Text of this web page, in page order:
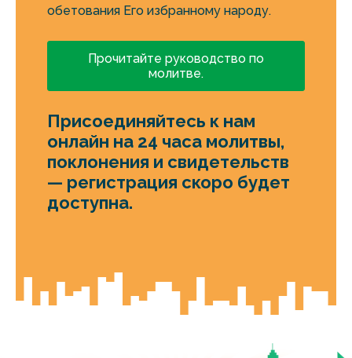
обетования Его избранному народу.
Прочитайте руководство по
молитве.
Присоединяйтесь к нам
онлайн на 24 часа молитвы,
поклонения и свидетельств
— регистрация скоро будет
доступна.